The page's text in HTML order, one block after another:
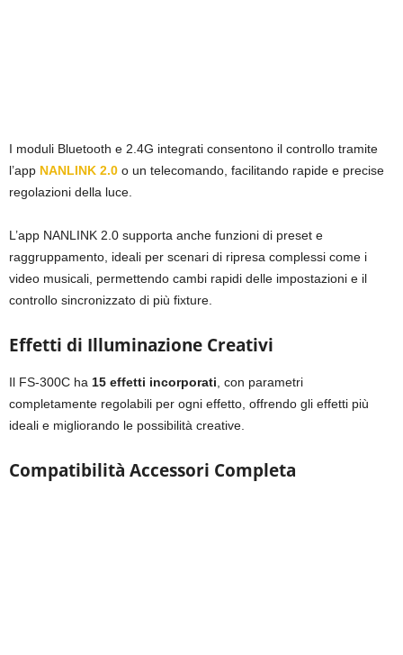
I moduli Bluetooth e 2.4G integrati consentono il controllo tramite
l’app NANLINK 2.0 o un telecomando, facilitando rapide e precise
regolazioni della luce.
L’app NANLINK 2.0 supporta anche funzioni di preset e
raggruppamento, ideali per scenari di ripresa complessi come i
video musicali, permettendo cambi rapidi delle impostazioni e il
controllo sincronizzato di più fixture.
Effetti di Illuminazione Creativi
Il FS-300C ha 15 effetti incorporati, con parametri
completamente regolabili per ogni effetto, offrendo gli effetti più
ideali e migliorando le possibilità creative.
Compatibilità Accessori Completa